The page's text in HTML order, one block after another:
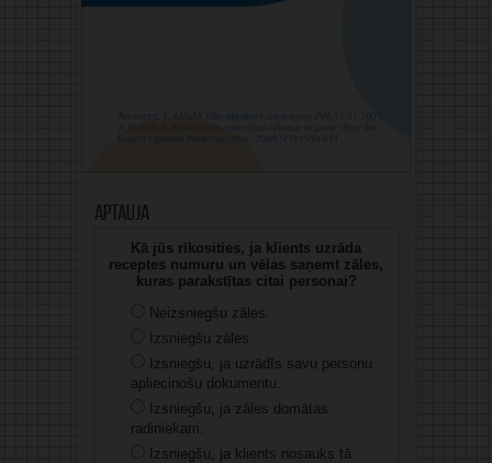
Aptauja
Kā jūs rīkosities, ja klients uzrāda
receptes numuru un vēlas saņemt zāles,
kuras parakstītas citai personai?
Neizsniegšu zāles.
Izsniegšu zāles.
Izsniegšu, ja uzrādīs savu personu
apliecinošu dokumentu.
Izsniegšu, ja zāles domātas
radiniekam.
Izsniegšu, ja klients nosauks tā